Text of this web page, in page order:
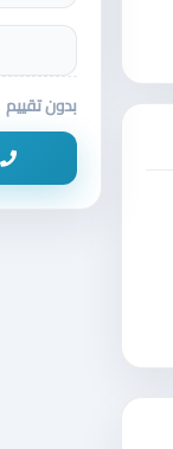
بدون تقييم